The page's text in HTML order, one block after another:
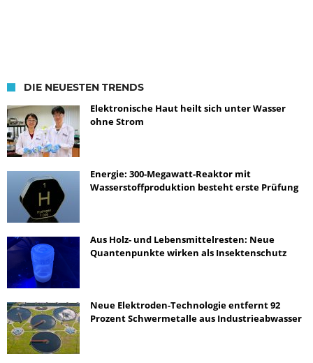
DIE NEUESTEN TRENDS
Elektronische Haut heilt sich unter Wasser
ohne Strom
Energie: 300-Megawatt-Reaktor mit
Wasserstoffproduktion besteht erste Prüfung
Aus Holz- und Lebensmittelresten: Neue
Quantenpunkte wirken als Insektenschutz
Neue Elektroden-Technologie entfernt 92
Prozent Schwermetalle aus Industrieabwasser